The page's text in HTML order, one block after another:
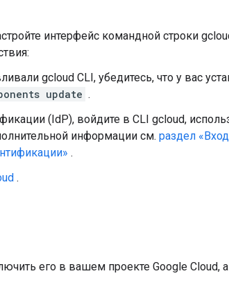
интерфейс командной строки
gcloud CLI, убедитесь, что у вас
update .
(IdP), войдите в CLI gcloud,
информации см. раздел
.
.
его в вашем проекте Google Cloud,